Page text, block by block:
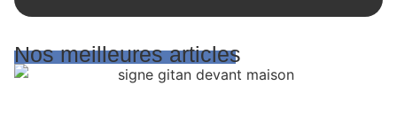
Nos meilleures articles